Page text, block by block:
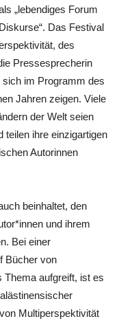
„lebendiges Forum
Das Festival
des
Pressesprecherin
im Programm des
Jahren zeigen. Viele
der Welt seien
teilen ihre einzigartigen
Autorinnen
beinhaltet, den
und ihrem
Bei einer
Bücher von
Thema aufgreift, ist es
Multiperspektivität